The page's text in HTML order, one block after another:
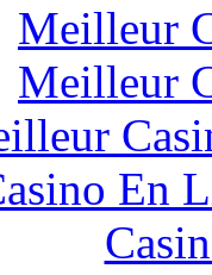
Meilleur
Meilleur
En